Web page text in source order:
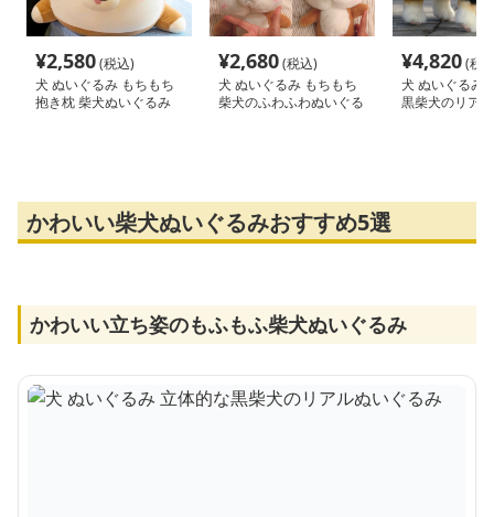
¥2,580(税込)
犬 ぬいぐるみ もちもち
抱き枕 柴犬ぬいぐるみ
¥2,680(税込)
犬 ぬいぐるみ もちもち
柴犬のふわふわぬいぐる
¥4,820(税
犬 ぬいぐるみ
黒柴犬のリア
かわいい柴犬ぬいぐるみおすすめ5選
かわいい立ち姿のもふもふ柴犬ぬいぐるみ